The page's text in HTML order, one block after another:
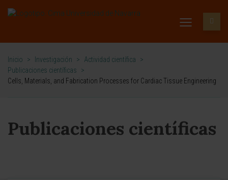
Inicio > Investigación > Actividad científica
>
Publicaciones científicas
>
Cells, Materials, and Fabrication Processes for Cardiac Tissue Engineering
Publicaciones científicas